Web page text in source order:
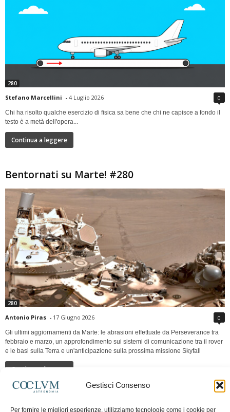
Gestisci Consenso
Per fornire le migliori esperienze, utilizziamo tecnologie come i cookie per
280
Stefano Marcellini - 4 Luglio 2026 0
Chi ha risolto qualche esercizio di fisica sa bene che chi ne capisce a fondo il
testo è a metà dell'opera...
Continua a leggere
Bentornati su Marte! #280
280
Antonio Piras - 17 Giugno 2026 0
Gli ultimi aggiornamenti da Marte: le abrasioni effettuate da Perseverance tra
febbraio e marzo, un approfondimento sui sistemi di comunicazione tra il rover
e le basi sulla Terra e un'anticipazione sulla prossima missione Skyfall
Continua a leggere